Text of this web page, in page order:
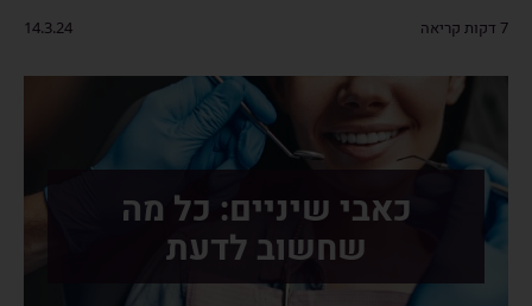
7 דקות קריאה 14.3.24
כאבי שיניים: כל מה
שחשוב לדעת